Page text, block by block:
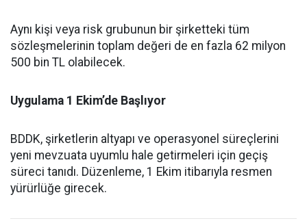
Aynı kişi veya risk grubunun bir şirketteki tüm
sözleşmelerinin toplam değeri de en fazla 62 milyon
500 bin TL olabilecek.
Uygulama 1 Ekim’de Başlıyor
BDDK, şirketlerin altyapı ve operasyonel süreçlerini
yeni mevzuata uyumlu hale getirmeleri için geçiş
süreci tanıdı. Düzenleme, 1 Ekim itibarıyla resmen
yürürlüğe girecek.